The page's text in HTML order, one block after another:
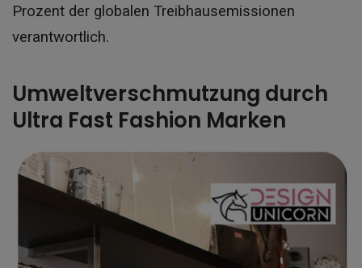
Prozent der globalen Treibhausemissionen
verantwortlich.
Umweltverschmutzung durch
Ultra Fast Fashion Marken